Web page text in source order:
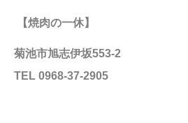
【焼肉の一休】
菊池市旭志伊坂553-2
TEL 0968-37-2905